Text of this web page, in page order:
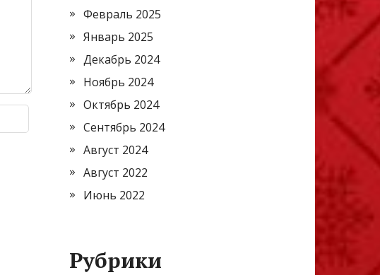
Февраль 2025
Январь 2025
Декабрь 2024
Ноябрь 2024
Октябрь 2024
Сентябрь 2024
Август 2024
Август 2022
Июнь 2022
Рубрики